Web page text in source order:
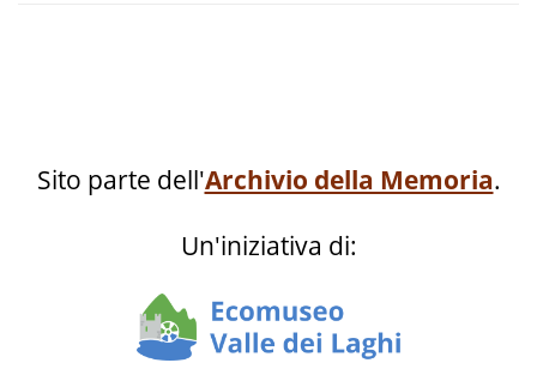
Sito parte dell'Archivio della Memoria.
Un'iniziativa di: